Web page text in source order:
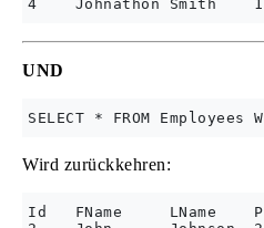
UND
Wird zurückkehren:
Id   FName     LName